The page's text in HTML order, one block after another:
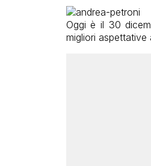
Oggi è il 30
migliori